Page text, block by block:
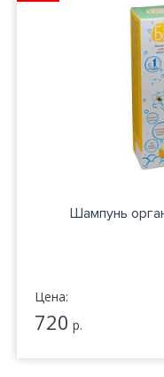
Шампунь
Цена:
720 р.